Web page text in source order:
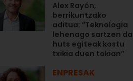
Alex Rayón,
berrikuntzako
aditua: “Teknologia
lehenago sartzen da
huts egiteak kostu
txikia duen tokian”
ENPRESAK